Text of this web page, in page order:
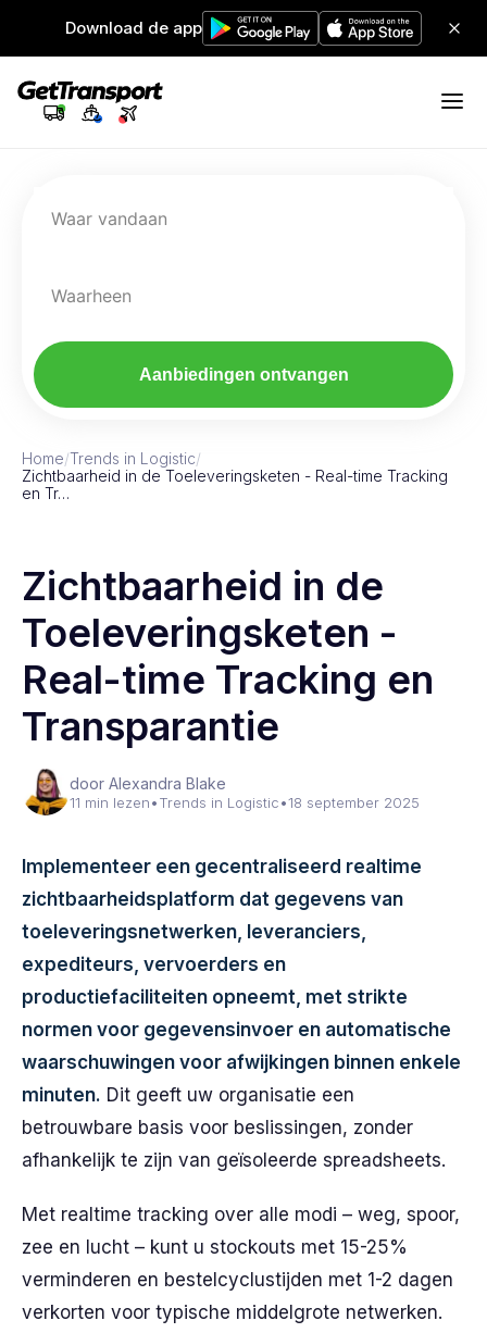
Download de app
Waar vandaan
Waarheen
Aanbiedingen ontvangen
Home/Trends in Logistic/
Zichtbaarheid in de Toeleveringsketen - Real-time Tracking
en Tr…
Zichtbaarheid in de
Toeleveringsketen -
Real-time Tracking en
Transparantie
door Alexandra Blake
11 min lezen•Trends in Logistic•18 september 2025
Implementeer een gecentraliseerd realtime
zichtbaarheidsplatform dat gegevens van
toeleveringsnetwerken, leveranciers,
expediteurs, vervoerders en
productiefaciliteiten opneemt, met strikte
normen voor gegevensinvoer en automatische
waarschuwingen voor afwijkingen binnen enkele
minuten. Dit geeft uw organisatie een
betrouwbare basis voor beslissingen, zonder
afhankelijk te zijn van geïsoleerde spreadsheets.
Met realtime tracking over alle modi – weg, spoor,
zee en lucht – kunt u stockouts met 15-25%
verminderen en bestelcyclustijden met 1-2 dagen
verkorten voor typische middelgrote netwerken.